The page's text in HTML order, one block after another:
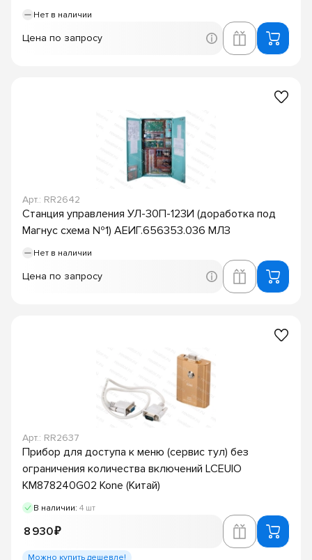
Нет в наличии
Цена по запросу
Арт.: RR2642
Станция управления УЛ-30П-123И (доработка под
Магнус схема №1) АЕИГ.656353.036 МЛЗ
Нет в наличии
Цена по запросу
Арт.: RR2637
Прибор для доступа к меню (сервис тул) без
ограничения количества включений LCEUIO
KM878240G02 Kone (Китай)
В наличии: 4 шт
8 930 ₽
Можно купить дешевле!